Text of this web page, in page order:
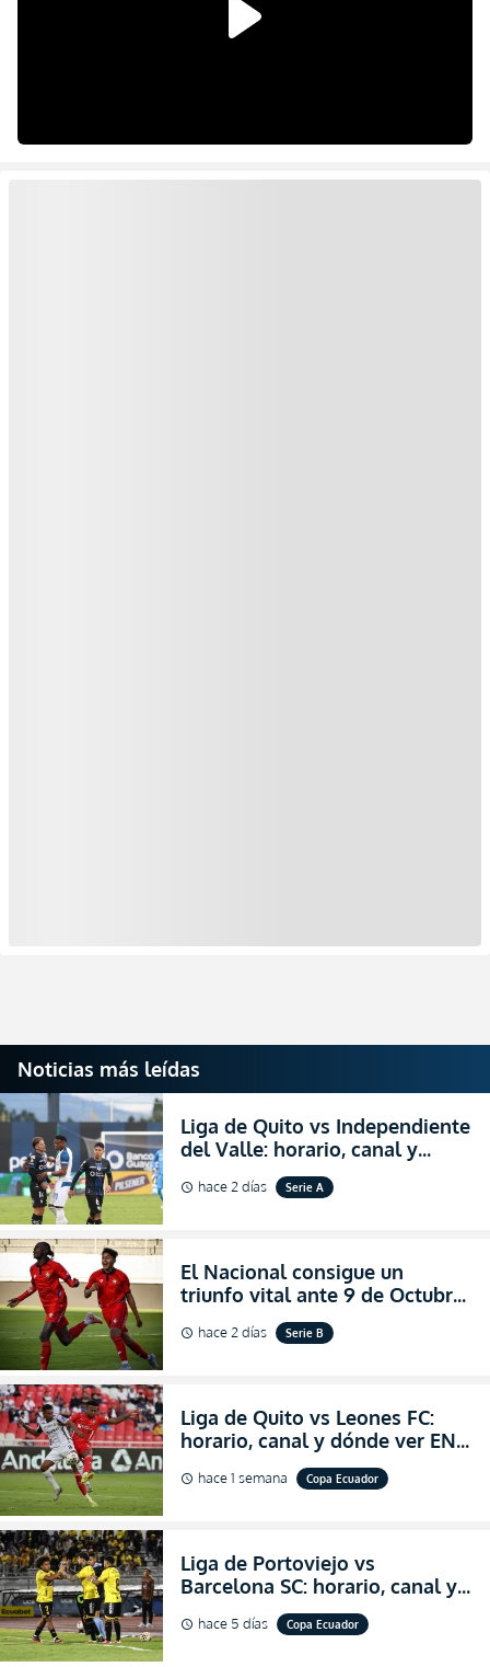
Noticias más leídas
Liga de Quito vs Independiente
del Valle: horario, canal y
dónde ver EN VIVO el
partidazo por la fecha 24 de la
schedule hace 2 días Serie A
El Nacional consigue un
triunfo vital ante 9 de Octubre
para encender la fe en la
salvación
schedule hace 2 días Serie B
Liga de Quito vs Leones FC:
horario, canal y dónde ver EN
VIVO los octavos de final de la
Copa Ecuador 2026
schedule hace 1 semana Copa Ecuador
Liga de Portoviejo vs
Barcelona SC: horario, canal y
dónde ver EN VIVO los octavos
de final de la Copa Ecuador
schedule hace 5 días Copa Ecuador